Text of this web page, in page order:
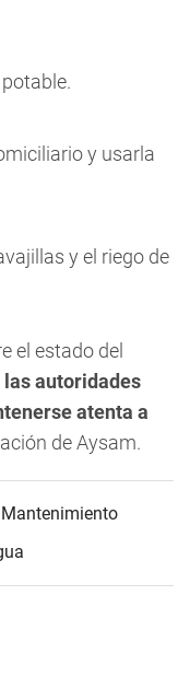
y usarla
y el riego de
el estado del
las autoridades
atenta a
de Aysam.
Mantenimiento